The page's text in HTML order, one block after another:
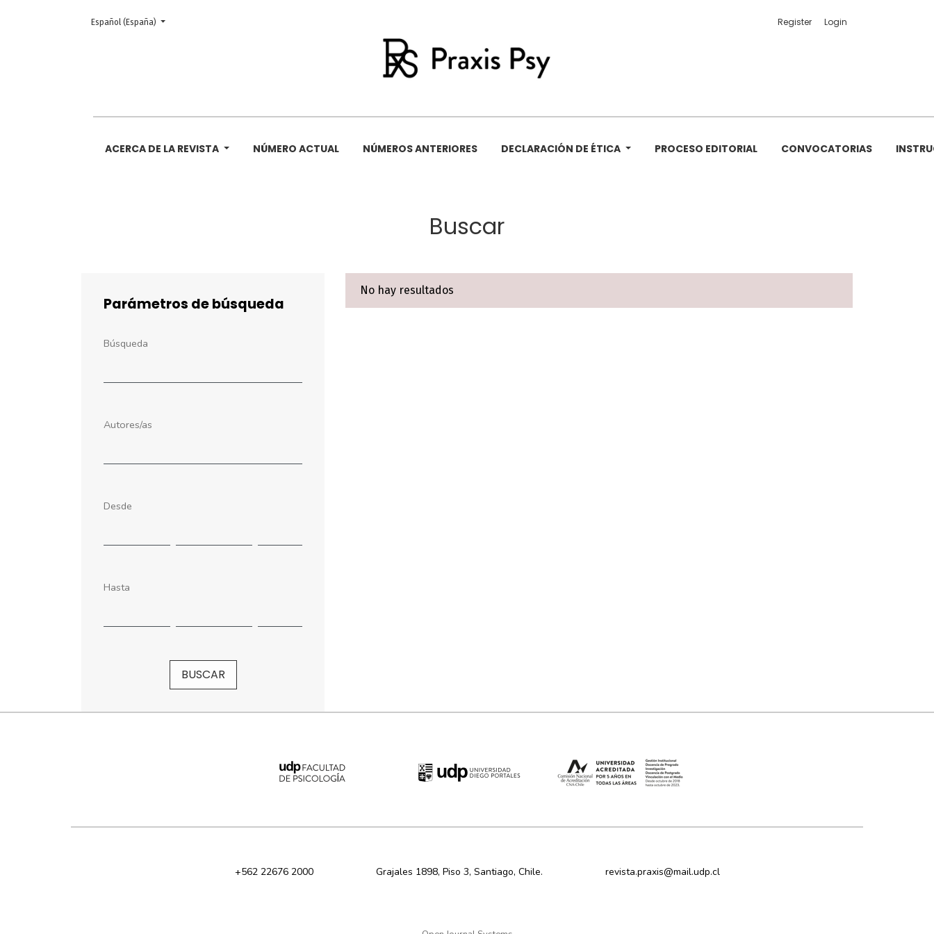
Buscar
ACERCA DE LA REVISTA NÚMERO ACTUAL NÚMEROS ANTERIORES DECLARACIÓN DE ÉTICA PROCESO EDITORIAL CONVOCATORIAS
Register Login
Cambiar el idioma. El actual es:
Español (España)
Buscar
No hay resultados
Parámetros de búsqueda
Búsqueda
Autores/as
Desde
Hasta
BUSCAR
+562 22676 2000 Grajales 1898, Piso 3, Santiago, Chile. revista.praxis@mail.udp.cl